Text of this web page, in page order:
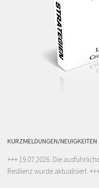
KURZMELDUNGEN/NEUIGKEITEN
+++ 19.07.2026: Die
Resilienz wurde aktualisiert.